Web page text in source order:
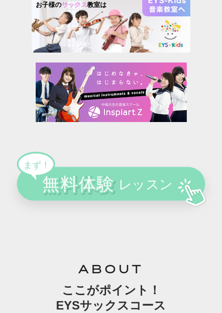
お子様のサックス教室は
ABOUT
ここがポイント！
EYSサックスコース